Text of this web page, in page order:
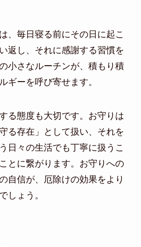
、毎日寝る前にその日に起こ
返し、それに感謝する習慣を
小さなルーチンが、積もり積
ギーを呼び寄せます。
る態度も大切です。お守りは
る存在」として扱い、それを
日々の生活でも丁寧に扱うこ
とに繋がります。お守りへの
自信が、厄除けの効果をより
しょう。